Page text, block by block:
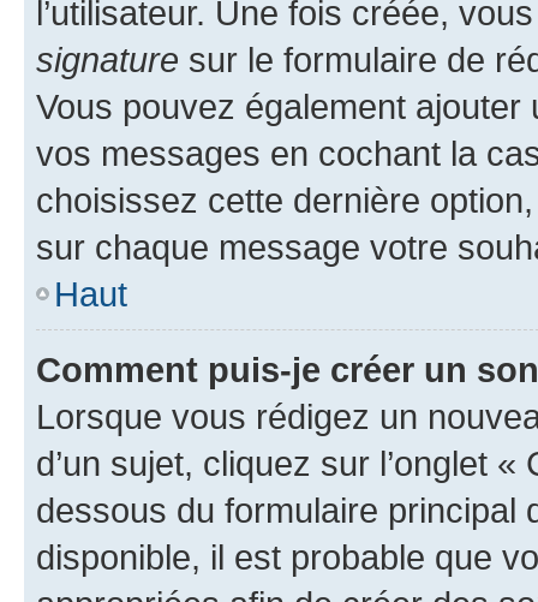
l’utilisateur. Une fois créée,
signature sur le formulaire de
Vous pouvez également
vos messages en cochant la
choisissez cette dernière
sur chaque message votre
Haut
Comment puis-je créer un
Lorsque vous rédigez un
d’un sujet, cliquez sur l’onglet
dessous du formulaire principal
disponible, il est probable que